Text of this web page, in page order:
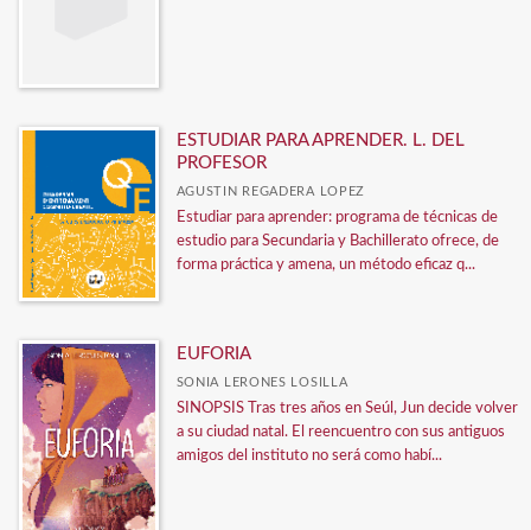
ESTUDIAR PARA APRENDER. L. DEL
PROFESOR
AGUSTIN REGADERA LOPEZ
Estudiar para aprender: programa de técnicas de
estudio para Secundaria y Bachillerato ofrece, de
forma práctica y amena, un método eficaz q...
EUFORIA
SONIA LERONES LOSILLA
SINOPSIS Tras tres años en Seúl, Jun decide volver
a su ciudad natal. El reencuentro con sus antiguos
amigos del instituto no será como habí...